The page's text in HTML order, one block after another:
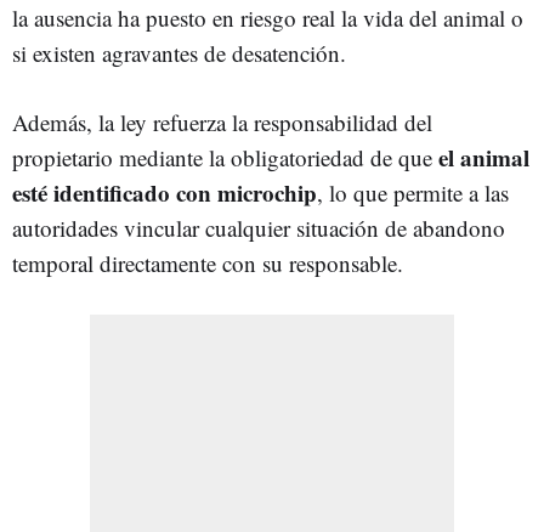
la ausencia ha puesto en riesgo real la vida del animal o
si existen agravantes de desatención.
Además, la ley refuerza la responsabilidad del
propietario mediante la obligatoriedad de que el animal
esté identificado con microchip, lo que permite a las
autoridades vincular cualquier situación de abandono
temporal directamente con su responsable.